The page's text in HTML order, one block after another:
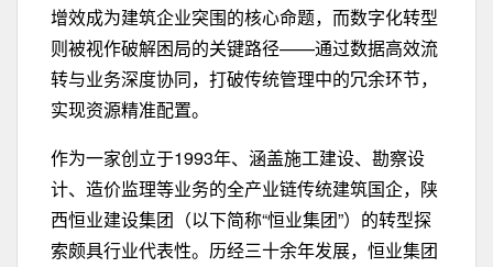
增效成为建筑企业突围的核心命题，而数字化转型
则被视作破解困局的关键路径——通过数据高效流
转与业务深度协同，打破传统管理中的冗余环节，
实现资源精准配置。
作为一家创立于1993年、涵盖施工建设、勘察设
计、造价监理等业务的全产业链传统建筑国企，陕
西恒业建设集团（以下简称“恒业集团”）的转型探
索颇具行业代表性。历经三十余年发展，恒业集团